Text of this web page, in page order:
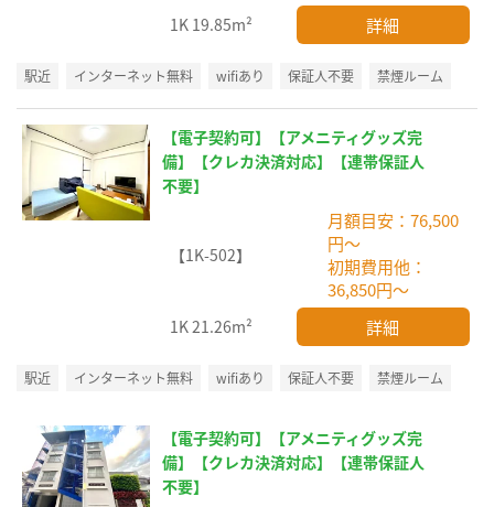
1K 19.85m² 詳細
駅近 インターネット無料 wifiあり 保証人不要 禁煙ルーム
【電子契約可】【アメニティグッズ完
備】【クレカ決済対応】【連帯保証人
不要】
【1K-502】
月額目安：76,500
円～
初期費用他：
36,850円～
1K21.26m² 詳細
駅近 インターネット無料 wifiあり 保証人不要 禁煙ルーム
【電子契約可】【アメニティグッズ完
備】【クレカ決済対応】【連帯保証人
不要】